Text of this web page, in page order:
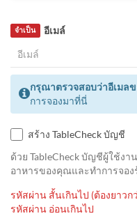
อีเมล์
จำเป็น
กรุณาตรวจสอบว่าอีเมล
การจองมาที่นี่
สร้าง TableCheck บัญชี
ด้วย TableCheck บัญชีผู้ใช้ง
อาหารของคุณและทำการจอ
รหัสผ่าน สั้นเกินไป (ต้องยาวก
รหัสผ่าน อ่อนเกินไป